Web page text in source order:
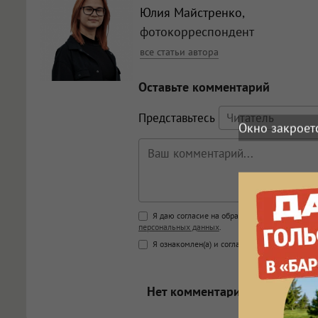
Юлия Майстренко,
фотокорреспондент
все статьи автора
Оставьте комментарий
Представьтесь
Поддержка HTML
<b>, <strong>, <u>, <i>, <em>,
<blockquote>, <code>
[img]адрес[/img] будет
Я даю согласие на обработку моих
персональных данных.
Я ознакомлен(а) и согласен(а) сПравилами
Нет комментариев.
Окно